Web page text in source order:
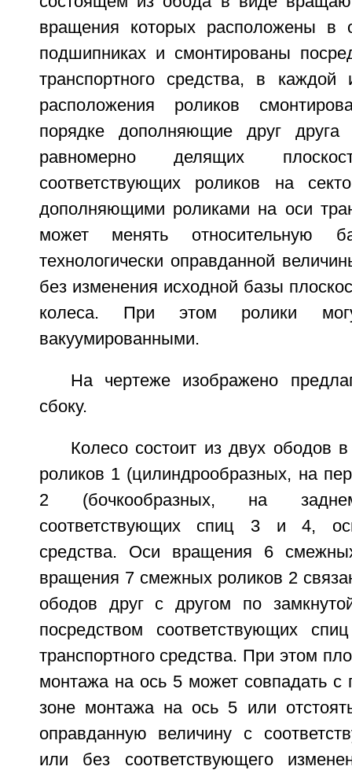
вращения которых расположены в
подшипниках и смонтированы
транспортного средства, в каждой
расположения роликов
порядке дополняющие друг
равномерно делящих
соответствующих роликов на
дополняющими роликами на оси
может менять
технологически оправданной
без изменения исходной базы
колеса. При этом ролики
вакуумированными.
На чертеже изображено
сбоку.
Колесо состоит из двух ободов
роликов 1 (цилиндрообразных, на
2 (бочкообразных, на
соответствующих спиц 3 и 4,
средства. Оси вращения 6
вращения 7 смежных роликов 2
ободов друг с другом по
посредством соответствующих
транспортного средства. При этом
монтажа на ось 5 может совпадать с
зоне монтажа на ось 5 или
оправданную величину с
или без соответствующего